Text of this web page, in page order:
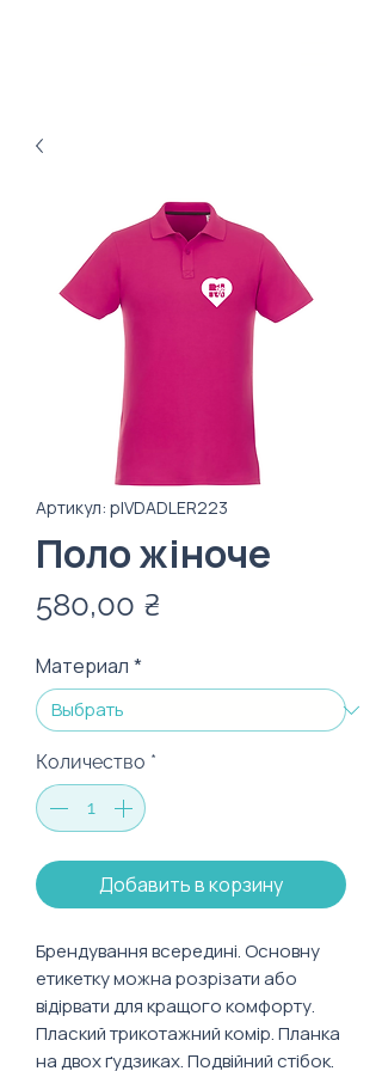
Артикул: plVDADLER223
Поло жіноче
580,00 ₴
Материал *
Количество *
Добавить в корзину
Брендування всередині. Основну
етикетку можна розрізати або
відірвати для кращого комфорту.
Плаский трикотажний комір. Планка
на двох ґудзиках. Подвійний стібок.